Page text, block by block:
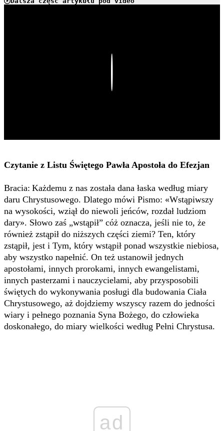
Czytanie z Listu Świętego Pawła Apostoła do Efezjan
Bracia: Każdemu z nas została dana łaska według miary
daru Chrystusowego. Dlatego mówi Pismo: «Wstąpiwszy
na wysokości, wziął do niewoli jeńców, rozdał ludziom
dary». Słowo zaś „wstąpił” cóż oznacza, jeśli nie to, że
również zstąpił do niższych części ziemi? Ten, który
zstąpił, jest i Tym, który wstąpił ponad wszystkie niebiosa,
aby wszystko napełnić. On też ustanowił jednych
apostołami, innych prorokami, innych ewangelistami,
innych pasterzami i nauczycielami, aby przysposobili
świętych do wykonywania posługi dla budowania Ciała
Chrystusowego, aż dojdziemy wszyscy razem do jedności
wiary i pełnego poznania Syna Bożego, do człowieka
doskonałego, do miary wielkości według Pełni Chrystusa.
ad